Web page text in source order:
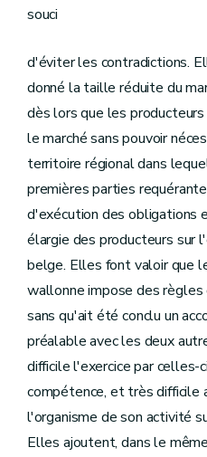
souci
d'éviter les contradictions.
donné la taille réduite du
dès lors que les
le marché sans pouvoir
territoire régional dans
premières parties
d'exécution des obligations
élargie des producteurs sur
belge. Elles font valoir que
wallonne impose des
sans qu'ait été conclu un
préalable avec les deux
difficile l'exercice par celles-
compétence, et très difficile
l'organisme de son activité
Elles ajoutent, dans le